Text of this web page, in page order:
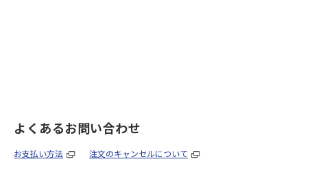
よくあるお問い合わせ
お支払い方法 注文のキャンセルについて